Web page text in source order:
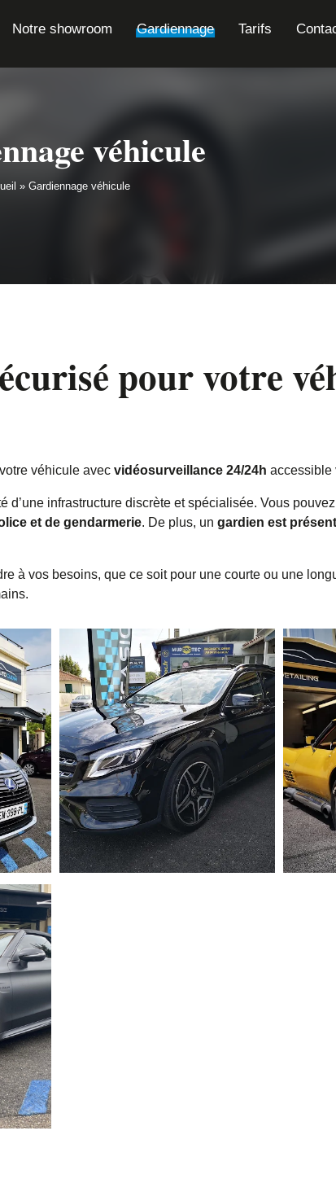
Notre showroom Gardiennage Tarifs
véhicule
» Gardiennage véhicule
pour votre
véhicule avec vidéosurveillance 24/24h accessible
d’une infrastructure discrète et spécialisée. Vous
et de gendarmerie. De plus, un gardien est
à vos besoins, que ce soit pour une courte ou une